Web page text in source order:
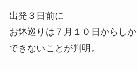
出発３日前に
お鉢巡りは７月１０日からしか
できないことが判明。